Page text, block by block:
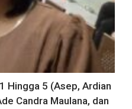
Hingga 5 (Asep, Ardian
Candra Maulana, dan